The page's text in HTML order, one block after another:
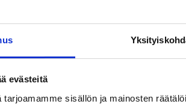
evästeitä
tarjoamamme sisällön ja mainosten
piiriin.
ollakseen totta, vai mitä?